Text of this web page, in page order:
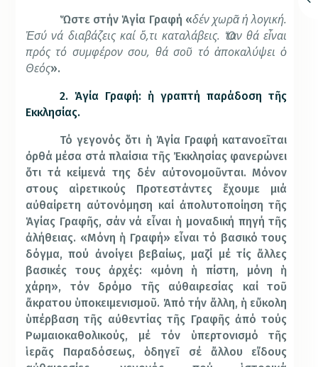
Ὥστε στήν Ἁγία Γραφή «δέν χωρᾶ ἡ λογική.
Ἐσύ νά διαβάζεις καί ὅ,τι καταλάβεις. Ὅταν θά εἶναι
πρός τό συμφέρον σου, θά σοῦ τό ἀποκαλύψει ὁ
Θεός».
2. Ἁγία Γραφή: ἡ γραπτή παράδοση τῆς
Εκκλησίας.
Τό γεγονός ὅτι ἡ Ἁγία Γραφή κατανοεῖται
ὀρθά μέσα στά πλαίσια τῆς Ἐκκλησίας φανερώνει
ὅτι τά κείμενά της δέν αὐτονομοῦνται. Μόνον
στους αἱρετικούς Προτεστάντες ἔχουμε μιά
αὐθαίρετη αὐτονόμηση καί ἀπολυτοποίηση τῆς
Ἁγίας Γραφῆς, σάν νά εἶναι ἡ μοναδική πηγή τῆς
ἀλήθειας. «Μόνη ἡ Γραφή» εἶναι τό βασικό τους
δόγμα, πού ἀνοίγει βεβαίως, μαζί μέ τίς ἄλλες
βασικές τους ἀρχές: «μόνη ἡ πίστη, μόνη ἡ
χάρη», τόν δρόμο τῆς αὐθαιρεσίας καί τοῦ
ἄκρατου ὑποκειμενισμοῦ. Ἀπό τήν ἄλλη, ἡ εὔκολη
ὑπέρβαση τῆς αὐθεντίας τῆς Γραφῆς ἀπό τούς
Ρωμαιοκαθολικούς, μέ τόν ὑπερτονισμό τῆς
ἱερᾶς Παραδόσεως, ὁδηγεῖ σέ ἄλλου εἴδους